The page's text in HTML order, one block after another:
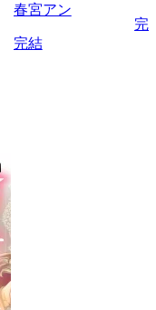
春宮アン
完結
完